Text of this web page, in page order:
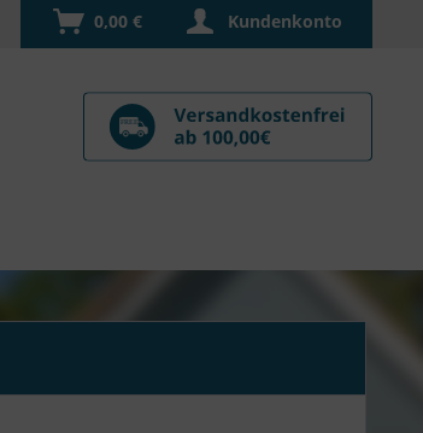
Kundenkonto
0,00 €